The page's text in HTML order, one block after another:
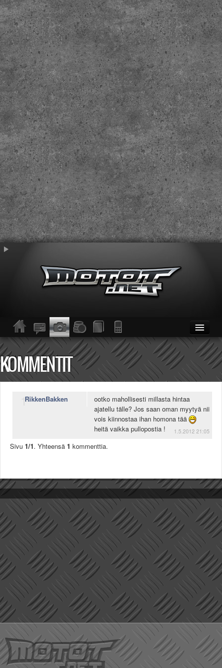
ETUSIVU
Moottoripyörät
Kevytmoottoripyörät
Mopot
KESKUSTELU
Haku
Uudet kuvat
Uudet videot
Uudet kommentit
MYYDÄÄN
Haku
Ohjeet
Ajoneuvot
Osat
TIETOPANKKI
TAPAHTUMAT
MP15 kuvia
MP14 kuvia
MP13 kuvia
ACS 2015 kuvia
Lisää uusi tapahtuma
UUTISET
SÄÄ
KOMMENTIT
1RikkenBakken
ootko mahollisesti millasta hintaa
ajatellu tälle? Jos saan oman myytyä nii
vois kiinnostaa ihan homona tää
heitä vaikka pullopostia !
1.5.2012 21:05
Sivu 1/1. Yhteensä 1 kommenttia.